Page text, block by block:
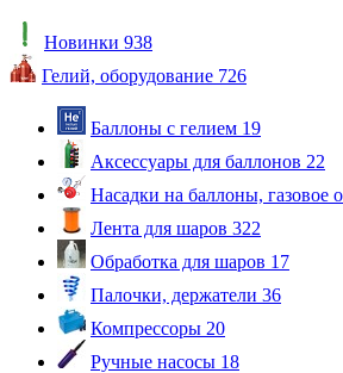
Новинки 938
Гелий, оборудование 726
Баллоны с гелием 19
Аксессуары для баллонов 22
Насадки на баллоны, газовое
Лента для шаров 322
Обработка для шаров 17
Палочки, держатели 36
Компрессоры 20
Ручные насосы 18